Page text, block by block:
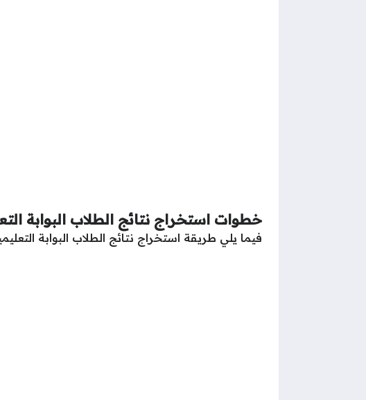
خطوات استخراج نتائج الطلاب البوابة
فيما يلي طريقة استخراج نتائج الطلاب البوابة